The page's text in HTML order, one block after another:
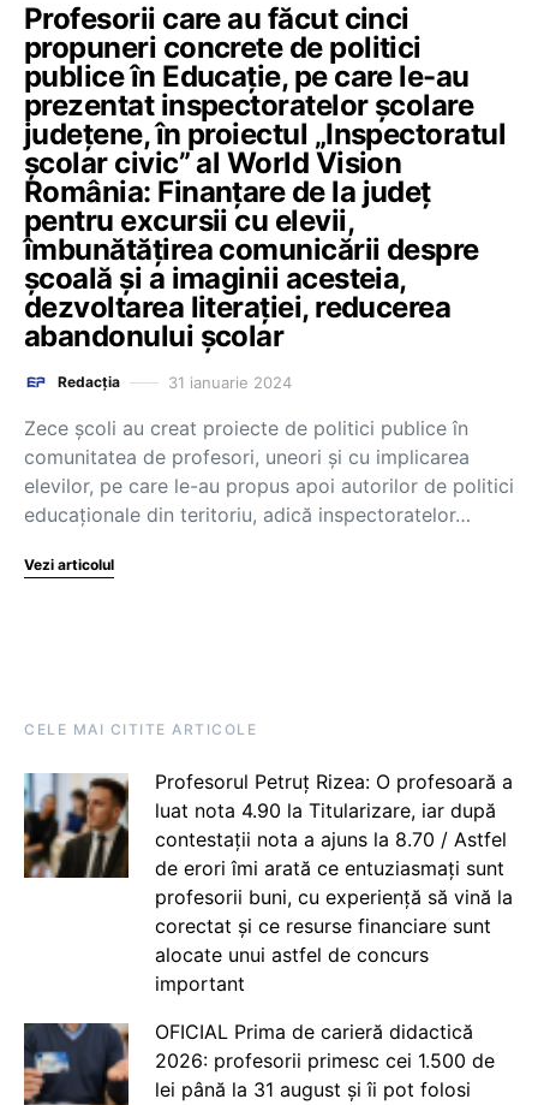
Profesorii care au făcut cinci
propuneri concrete de politici
publice în Educație, pe care le-au
prezentat inspectoratelor școlare
județene, în proiectul „Inspectoratul
școlar civic” al World Vision
România: Finanțare de la județ
pentru excursii cu elevii,
îmbunătățirea comunicării despre
școală și a imaginii acesteia,
dezvoltarea literației, reducerea
abandonului școlar
Redacția 31 ianuarie 2024
Zece școli au creat proiecte de politici publice în
comunitatea de profesori, uneori și cu implicarea
elevilor, pe care le-au propus apoi autorilor de politici
educaționale din teritoriu, adică inspectoratelor…
Vezi articolul
CELE MAI CITITE ARTICOLE
Profesorul Petruț Rizea: O profesoară a
luat nota 4.90 la Titularizare, iar după
contestații nota a ajuns la 8.70 / Astfel
de erori îmi arată ce entuziasmați sunt
profesorii buni, cu experiență să vină la
corectat și ce resurse financiare sunt
alocate unui astfel de concurs
important
OFICIAL Prima de carieră didactică
2026: profesorii primesc cei 1.500 de
lei până la 31 august și îi pot folosi